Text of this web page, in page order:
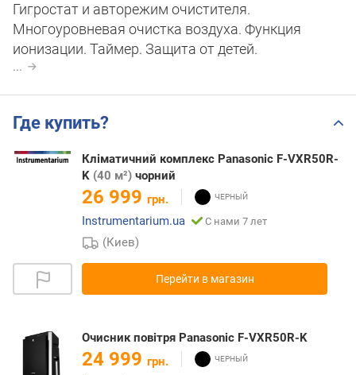
Гигростат и авторежим очистителя.
Многоуровневая очистка воздуха. Функция
ионизации. Таймер. Защита от детей.
...
Где купить?
Кліматичний комплекс Panasonic F-VXR50R-
K (40 м²) чорний
26 999 грн.
Instrumentarium.ua
С нами 7 лет
(Киев)
Перейти в магазин
Очисник повітря Panasonic F-VXR50R-K
24 999 грн.